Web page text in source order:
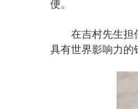
便。
在吉村先生担任
具有世界影响力的